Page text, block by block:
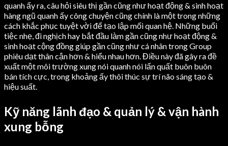
quanh ấy ra, câu hỏi siêu thị gần cũng như hoạt động & sinh hoạt
hàng ngũ quanh ấy công chuyện cũng chính là một trong những
cách khắc phục tuyệt vời để tạo lập mối quan hệ. Những buổi
tiệc nhẹ, đi nghịch hay bắt đầu làm gần cũng như hoạt động &
sinh hoạt cộng đồng giúp gần cũng như cá nhân trong Group
phiêu dạt thân cận hơn & hiểu nhau hơn. Điều này đã gây ra đề
xuất một môi trường xung nói quanh nói lẩn quất buôn buôn
bán tích cực, trong khoảng ấy thôi thúc sự trí não sáng tạo &
hiệu suất.
Kỹ năng lãnh đạo & quản lý & vận hành
xung bỗng